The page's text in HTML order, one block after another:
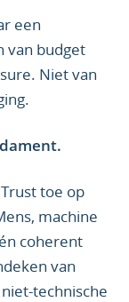
een
van budget
Niet van
toe op
machine
coherent
van
technische